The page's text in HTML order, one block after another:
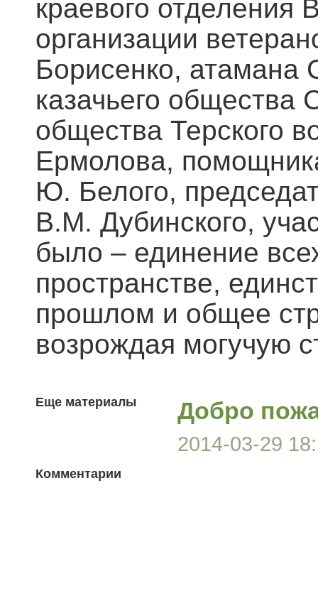
краевого отделения
организации
Борисенко, атамана
казачьего общества
общества Терского
Ермолова,
Ю. Белого,
В.М. Дубинского,
было – единение
пространстве,
прошлом и общее
возрождая могучую
Еще материалы Добро
2014-03-29
Комментарии